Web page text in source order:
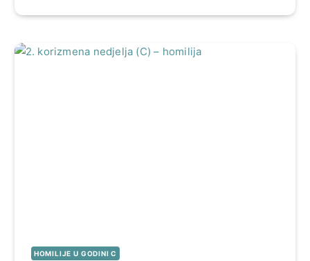
HOMILIJE U GODINI C